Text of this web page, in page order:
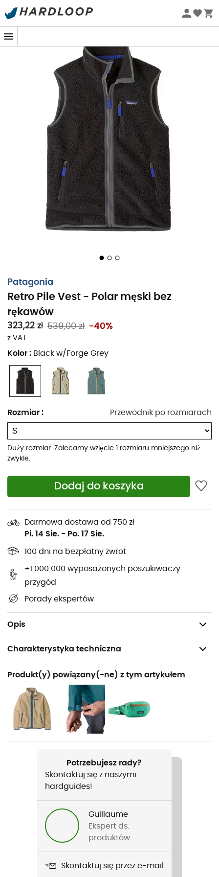
Letnie promocje 🔥 -5% DODATKOWO przy zakupie 2
Patagonia
Retro Pile Vest - Polar męski bez
rękawów
323,22 zł 539,00 zł -40%
z VAT
Kolor : Black w/Forge Grey
Rozmiar : Przewodnik po rozmiarach
Duży rozmiar: Zalecamy wzięcie 1 rozmiaru mniejszego niż
zwykle.
Dodaj do koszyka
Darmowa dostawa od 750 zł
Pi. 14 Sie. - Po. 17 Sie.
100 dni na bezpłatny zwrot
+1 000 000 wyposażonych poszukiwaczy
przygód
Porady ekspertów
Opis
Retro Pile Vest polarbez rękawów marki
Patagonia
zrecyklingowanych włókien poliestrowych i wyposażony
w technologięPolartec™,Retro Pile Vestzapewni Ci
ciepło. Jego bezrękawowy krój sprawia, że jest idealnym
Dzięki pełnemu zamkowi błyskawicznemu możesz
regulować temperaturę według własnych potrzeb. Na
dodatek, użyte materiały są certyfikowane przez
bluesign®, a jego produkcja jest Fair Trade Certified™
Czego chcieć więcej?
Materiały: polar 100% z recyklingu - kieszenie 100% z
miękkiej siatki poliestrowej
Krót regularny
Waga: 363 g
Charakterystyka techniczna
Polecane dla
Turystyka piesza / Codzienny użytek
Rodzaj
Mężczyźni
Ciężar
Nazwa produktu
M's Retro Pile Vest
Bluesign / Fair Trade Certified™ / Z recyklingu
Produkt(y) powiązany(-ne) z tym artykułem
Potrzebujesz rady?
Skontaktuj się z naszymi
hardguides!
Guillaume
Ekspert ds.
produktów
Skontaktuj się przez e-mail